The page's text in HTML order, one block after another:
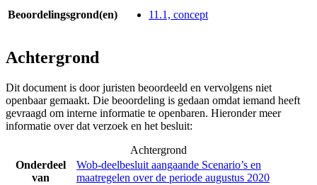
Beoordelingsgrond(en) 11.1, concept
Achtergrond
Dit document is door juristen beoordeeld en vervolgens niet
openbaar gemaakt. Die beoordeling is gedaan omdat iemand heeft
gevraagd om interne informatie te openbaren. Hieronder meer
informatie over dat verzoek en het besluit:
Achtergrond
Onderdeel
van
Wob-deelbesluit aangaande Scenario’s en
maatregelen over de periode augustus 2020